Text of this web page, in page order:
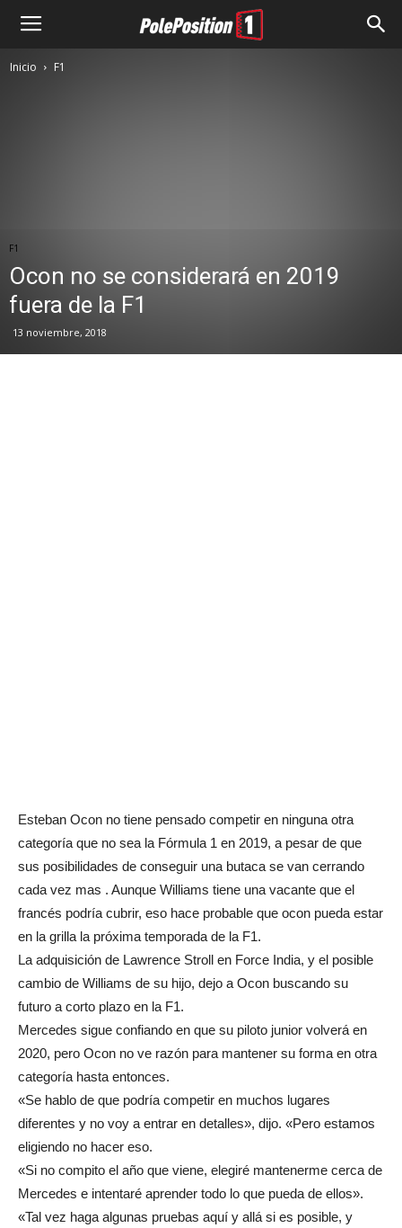
Inicio F1
F1
Ocon no se considerará en 2019
fuera de la F1
13 noviembre, 2018
Esteban Ocon no tiene pensado competir en ninguna otra
categoría que no sea la Fórmula 1 en 2019, a pesar de que
sus posibilidades de conseguir una butaca se van cerrando
cada vez mas . Aunque Williams tiene una vacante que el
francés podría cubrir, eso hace probable que ocon pueda estar
en la grilla la próxima temporada de la F1.
La adquisición de Lawrence Stroll en Force India, y el posible
cambio de Williams de su hijo, dejo a Ocon buscando su
futuro a corto plazo en la F1.
Mercedes sigue confiando en que su piloto junior volverá en
2020, pero Ocon no ve razón para mantener su forma en otra
categoría hasta entonces.
«Se hablo de que podría competir en muchos lugares
diferentes y no voy a entrar en detalles», dijo. «Pero estamos
eligiendo no hacer eso.
«Si no compito el año que viene, elegiré mantenerme cerca de
Mercedes e intentaré aprender todo lo que pueda de ellos».
«Tal vez haga algunas pruebas aquí y allá si es posible, y